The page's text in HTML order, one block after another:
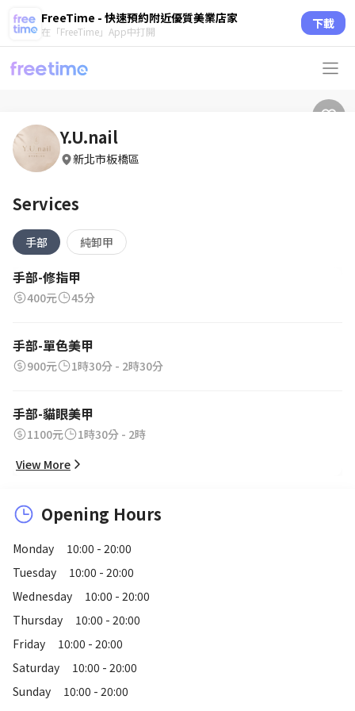
FreeTime - 快速預約附近優質美業店家
在「FreeTime」App中打開 下載
Y.U.nail
新北市板橋區
Services
手部 純卸甲
手部-修指甲
400元 45分
手部-單色美甲
900元 1時30分 - 2時30分
手部-貓眼美甲
1100元
1時30分 - 2時
View More
Opening Hours
Monday
10:00 - 20:00
Tuesday
10:00 - 20:00
Wednesday
10:00 - 20:00
Thursday
10:00 - 20:00
Friday
10:00 - 20:00
Saturday
10:00 - 20:00
Sunday
10:00 - 20:00